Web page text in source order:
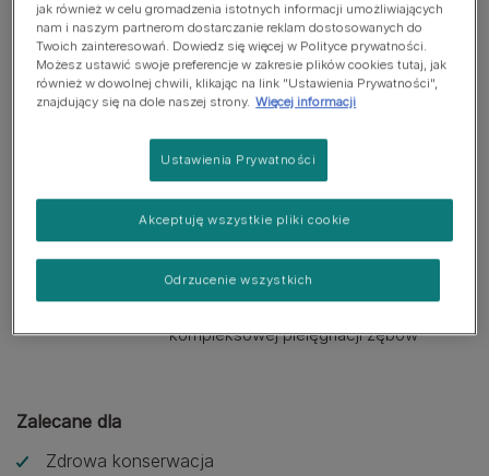
Wyselekcjonowane źródła białka
Wybrane źródła białka dla wrażliwych
psów, formuła niezawierająca
pszenicy*
*Wyprodukowano w zakładzie, w
którym przetwarzane jest ziarno
Redukcja osadzania się kamienia
nazębnego i higiena jamy ustnej
Opracowany z myślą o redukcji
odkładania się kamienia nazębnego i
kompleksowej pielęgnacji zębów
Zalecane dla
Zdrowa konserwacja
jak również w celu gromadzenia istotnych informacji umożliwiających
nam i naszym partnerom dostarczanie reklam dostosowanych do
Twoich zainteresowań. Dowiedz się więcej w Polityce prywatności.
Możesz ustawić swoje preferencje w zakresie plików cookies tutaj, jak
również w dowolnej chwili, klikając na link "Ustawienia Prywatności",
znajdujący się na dole naszej strony. Więcej informacji
Ustawienia Prywatności
Odrzucenie wszystkich
Akceptuję wszystkie pliki cookie